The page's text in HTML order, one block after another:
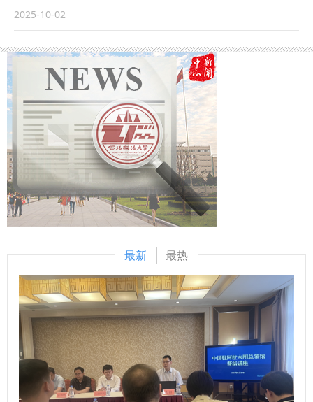
源，推动学校专家学者与检察实务专家的交流互动，建立常态
化研究协作机制，围绕涉外检察基础性理论和实践难题开展联
合攻关，共同打造服务国家战略的涉外检察智库。 刘志远表
示，最高人民检察院对涉外检察工作高度重视，西北政法大学
始终心怀“国之大者”，在涉外法治领域取得了突出的成绩。涉
外刑事法治与国别检察司法研究中心先后配合完成中国—东盟
检察总长网站建设，编译东盟国家《刑法典》《刑事诉讼法
典》等二十余部法典等，在服务检察国际交流与合作方面发挥
了积极作用。下一步，希望学校进一步聚焦涉外检察工作，高
质效做好智库服务，统筹好校内各部门、各研究机构的科研力
涉外检察人才培养工作搭建平台。 刘志远与我校刑事法学院
院长冯卫国共同签署科研项目委托书 马朝琦宣布西北政法大
学涉外刑事法治与国别检察司法中心网站正式上线，由中心和
西北政法大学湾区研究院共同研发的“全球法律数据库”正式进
入试运行阶段。 学校发展规划与学科建设处、教务处、科研
处、国际交流与合作处、经济学院、刑事法学院、民商法学
院、经济法学院（知识产权学院）、国际法学院（国际仲裁学
院）、国家安全学院（反恐怖主义法学院）、公安学院（公共
安中院党组书记、院长赵雷首先致辞。他指出，西安作为“一
带一路”重要节点城市，成为内陆型对外开放的新前沿，涉外
司法审判工作面临新任务新要求。西安法院必须紧扣以审判工
作现代化支撑和服务中国式现代化的时代课题，立足全国大
局，树立世界眼光，打开国际视野，为推动“一带一路”国际商
事法律服务示范区（中央法务区）建设高质量发展，营造市场
化法治化国际化营商环境注入强劲的司法动能。涉外法治人才
培养事关司法审判的国际形象，事关国家法治软实力的构建，
是涉外司法审判的基础性工程，西安中院和西北政法大学再次
院校携手、深化合作，加大涉外领域高层次法治人才培养力
度，进一步拓宽涉外法治人才培养路径，为涉外司法审判事业
源源不断注入动能，努力搭建法学理论与司法实务深度融合的
调研平台，加强人才互动交流，在全国法院涉外审判人才的大
队伍中凸显西安法院的地位作用，在服务高水平对外开放的新
征程上奋力谱写涉外司法审判勇争一流、走在前列的新篇章。
西北政法大学党委副书记、校长范九利在致辞中表示，陕西作
为古丝绸之路起点和“一带一路”核心枢纽，在国家开放与法治
建设中肩负重任。西北政法大学作为法治人才培养的重要阵
地，将以此次签约为新起点，依托高校的学术积淀和西安中院
的司法实践沃土，紧扣陕西开放型经济和“一带一路”建设需
https://qidian.sxtvs.com/timing/share/content/10654306
陕西省十四届人大常委会第十八次会议审议通过《陕西省哲学
社会科学发展促进条例》（以下简称《条例》），《条例》于
9月底正式公布。 日前，西北政法大学副校长、二级教授马朝
琦，陕西省哲学社会科学研究中心执行主任、陕西师范大学马
克思主义学部部长袁祖社接受记者采访，对《条例》进行解
读。 问：根据《条例》，哲学社会科学机构应当加强延安精
神、照金精神、西迁精神等伟大精神阐释研究。加强秦岭文
化、黄河文化、长城文化、关中文化、黄土文化、汉水文化等
中华优秀传统文化阐释研究。这条中对于伟大精神等的列举，
主要依据什么？对于相关研究有哪些促进作用？ 马朝琦：延
安精神、照金精神、西迁精神，都是源发于陕西、彰显于陕
西、实践于陕西的中国共产党人的伟大精神，三种精神同时位
列2021年国庆节前夕中央宣传部梳理并正式公布的第一批中
国共产党人精神谱系（共46种）。 《条例》特别列举这些伟
大精神，有利于我省广大社科工作者赓续红色血脉，传承红色
基因，发扬革命先辈们的光荣传统和优良作风，在有效宣传、
研究、践行延安精神等党的宝贵精神财富的基础上，立足我省
丰富的文化资源、鲜明的研究特色、深厚的学术积淀，坚定信
心、鼓足干劲、激发活力、释放潜能，更加专注于陕西高质量
2025-10-02
最新 最热